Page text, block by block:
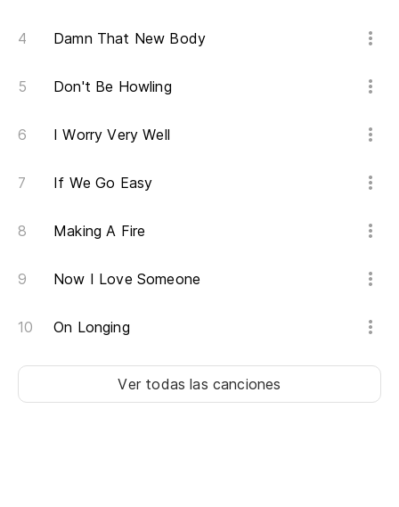
Damn That New Body
Don't Be Howling
I Worry Very Well
If We Go Easy
Making A Fire
Now I Love Someone
On Longing
Ver todas las canciones